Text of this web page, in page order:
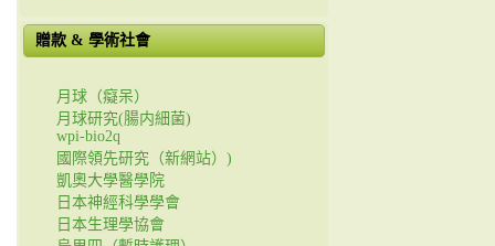
贈款 & 學術社會
月球（癡呆）
月球研究(腸内細菌)
wpi-bio2q
國際領先研究（新網站）)
凱奧大學醫學院
日本神經科學學會
日本生理學協會